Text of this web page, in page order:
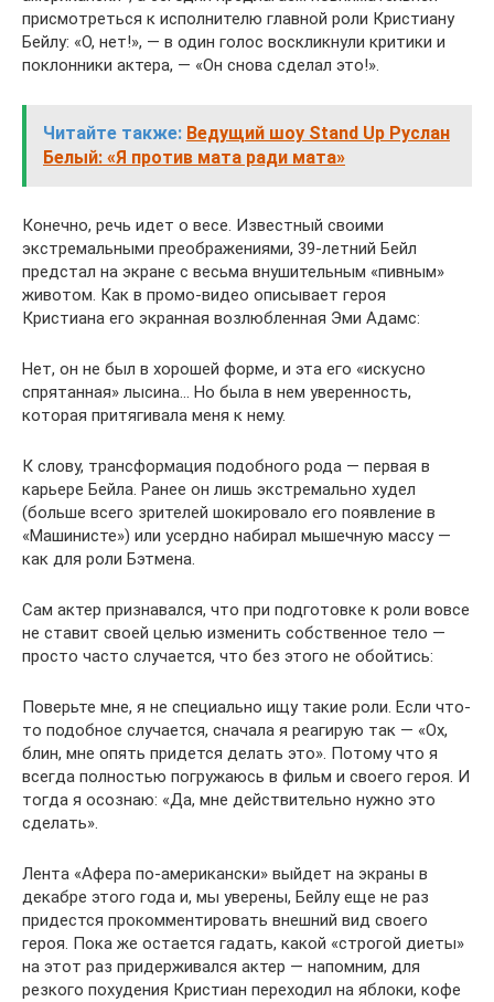
присмотреться к исполнителю главной роли Кристиану
Бейлу: «О, нет!», — в один голос воскликнули критики и
поклонники актера, — «Он снова сделал это!».
Читайте также: Ведущий шоу Stand Up Руслан
Белый: «Я против мата ради мата»
Конечно, речь идет о весе. Известный своими
экстремальными преображениями, 39-летний Бейл
предстал на экране с весьма внушительным «пивным»
животом. Как в промо-видео описывает героя
Кристиана его экранная возлюбленная Эми Адамс:
Нет, он не был в хорошей форме, и эта его «искусно
спрятанная» лысина… Но была в нем уверенность,
которая притягивала меня к нему.
К слову, трансформация подобного рода — первая в
карьере Бейла. Ранее он лишь экстремально худел
(больше всего зрителей шокировало его появление в
«Машинисте») или усердно набирал мышечную массу —
как для роли Бэтмена.
Сам актер признавался, что при подготовке к роли вовсе
не ставит своей целью изменить собственное тело —
просто часто случается, что без этого не обойтись:
Поверьте мне, я не специально ищу такие роли. Если что-
то подобное случается, сначала я реагирую так — «Ох,
блин, мне опять придется делать это». Потому что я
всегда полностью погружаюсь в фильм и своего героя. И
тогда я осознаю: «Да, мне действительно нужно это
сделать».
Лента «Афера по-американски» выйдет на экраны в
декабре этого года и, мы уверены, Бейлу еще не раз
придестся прокомментировать внешний вид своего
героя. Пока же остается гадать, какой «строгой диеты»
на этот раз придерживался актер — напомним, для
резкого похудения Кристиан переходил на яблоки, кофе